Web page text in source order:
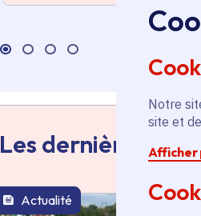
Notre
site et
Afficher
Les dernières
thématique active
Actualité